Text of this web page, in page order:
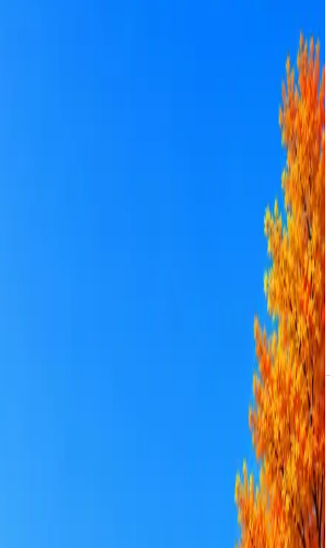
поиска с AI: рынки, позиции, вилка, каналы